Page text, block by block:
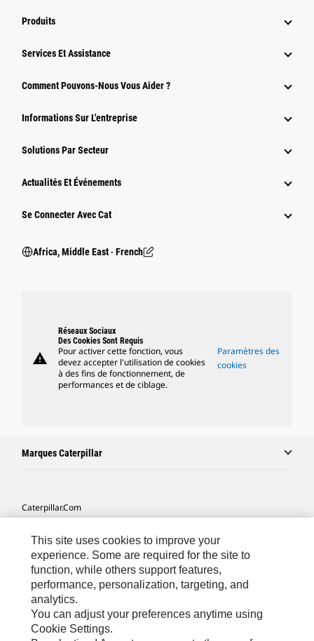
Produits
Services Et Assistance
Comment Pouvons-Nous Vous Aider ?
Informations Sur L'entreprise
Solutions Par Secteur
Actualités Et Événements
Se Connecter Avec Cat
Africa, Middle East ‧ French
warning
Réseaux Sociaux
Des Cookies Sont Requis
Pour activer cette fonction, vous
devez accepter l'utilisation de cookies
à des fins de fonctionnement, de
performances et de ciblage.
Paramètres des
cookies
Marques Caterpillar
Caterpillar.com
Mes Préférences Marketing
Plan Du Site
Cookie Settings
Mentions Légales
This site uses cookies to improve your
experience. Some are required for the site to
function, while others support features,
performance, personalization, targeting, and
analytics.
You can adjust your preferences anytime using
Cookie Settings.